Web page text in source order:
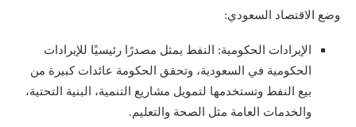
وضع الاقتصاد السعودي:
الإيرادات الحكومية: النفط يمثل مصدرًا رئيسيًا للإيرادات
الحكومية في السعودية، وتحقق الحكومة عائدات كبيرة من
بيع النفط وتستخدمها لتمويل مشاريع التنمية، البنية التحتية،
والخدمات العامة مثل الصحة والتعليم.